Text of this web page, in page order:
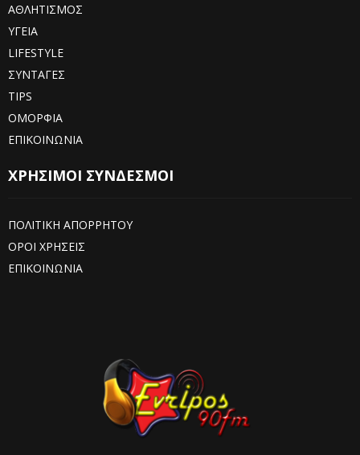
ΑΘΛΗΤΙΣΜΟΣ
ΥΓΕΙΑ
LIFESTYLE
ΣΥΝΤΑΓΕΣ
TIPS
ΟΜΟΡΦΙΑ
ΕΠΙΚΟΙΝΩΝΙΑ
ΧΡΗΣΙΜΟΙ ΣΥΝΔΕΣΜΟΙ
ΠΟΛΙΤΙΚΗ ΑΠΟΡΡΗΤΟΥ
ΟΡΟΙ ΧΡΗΣΕΙΣ
ΕΠΙΚΟΙΝΩΝΙΑ